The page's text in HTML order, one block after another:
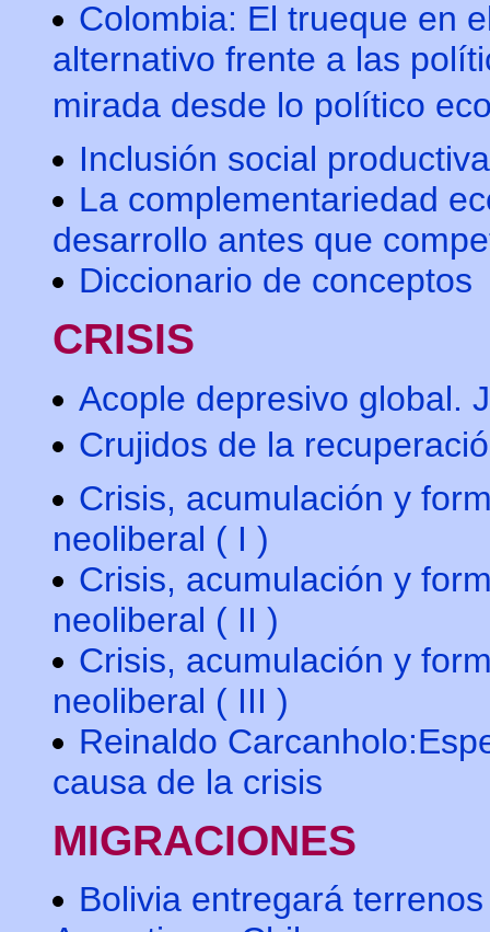
Colombia: El trueque en
alternativo frente a las
mirada desde lo político
Inclusión social productiva
La complementariedad
desarrollo antes que
Diccionario de conceptos
CRISIS
Acople depresivo global.
Crujidos de la
Crisis, acumulación y
neoliberal ( I )
Crisis, acumulación y
neoliberal ( II )
Crisis, acumulación y
neoliberal ( III )
Reinaldo
causa de la crisis
MIGRACIONES
Bolivia entregará